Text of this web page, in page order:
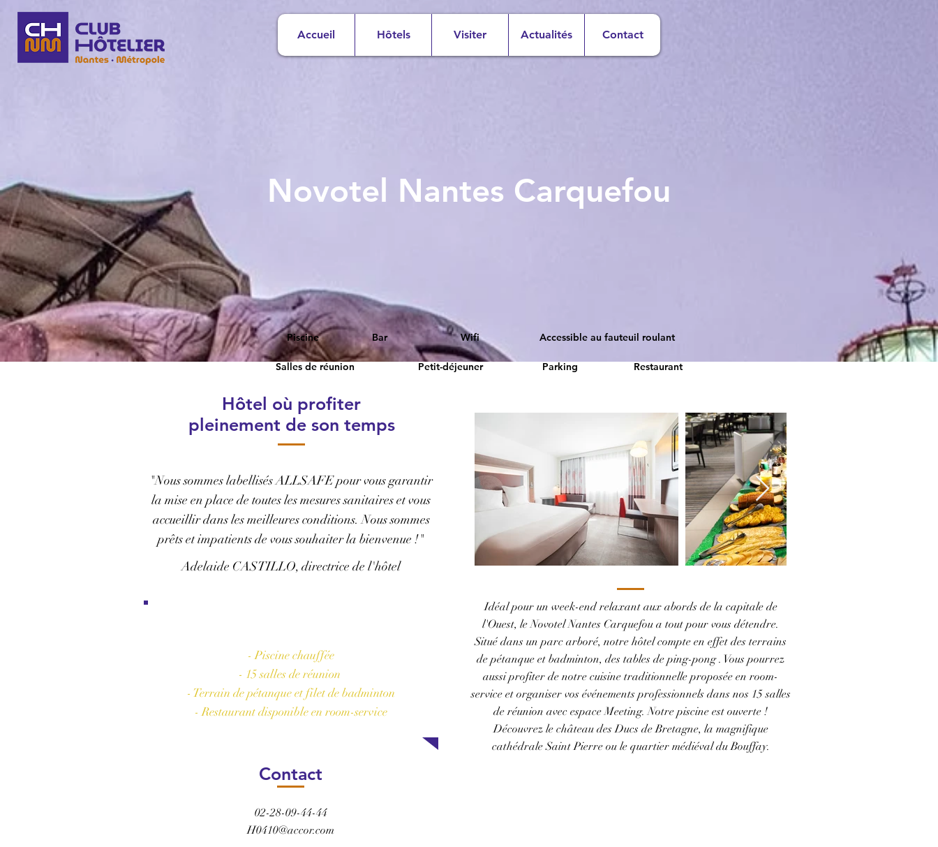
Accueil Hôtels Visiter Actualités Contact
Novotel Nantes Carquefou
Piscine Bar Wifi Accessible au fauteuil roulant
Salles de réunion Petit-déjeuner Parking Restaurant
Hôtel où profiter
pleinement de son temps
"Nous sommes labellisés ALLSAFE pour vous garantir
la mise en place de toutes les mesures sanitaires et vous
accueillir dans les meilleures conditions. Nous sommes
prêts et impatients de vous souhaiter la bienvenue !"
Adelaide CASTILLO, directrice de l'hôtel
- Piscine chauffée
- 15 salles de réunion
- Terrain de pétanque et filet de badminton
- Restaurant disponible en room-service
Contact
02-28-09-44-44
H0410@accor.com
Idéal pour un week-end relaxant aux abords de la capitale de
l'Ouest, le Novotel Nantes Carquefou a tout pour vous détendre.
Situé dans un parc arboré, notre hôtel compte en effet des terrains
de pétanque et badminton, des tables de ping-pong . Vous pourrez
aussi profiter de notre cuisine traditionnelle proposée en room-
service et organiser vos événements professionnels dans nos 15 salles
de réunion avec espace Meeting. Notre piscine est ouverte !
Découvrez le château des Ducs de Bretagne, la magnifique
cathédrale Saint Pierre ou le quartier médiéval du Bouffay.